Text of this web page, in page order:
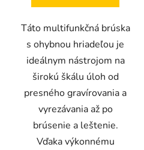
Táto multifunkčná brúska
s ohybnou hriadeľou je
ideálnym nástrojom na
širokú škálu úloh od
presného gravírovania a
vyrezávania až po
brúsenie a leštenie.
Vďaka výkonnému